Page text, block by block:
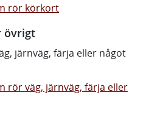
rör körkort
övrigt
järnväg, färja eller något
rör väg, järnväg, färja eller